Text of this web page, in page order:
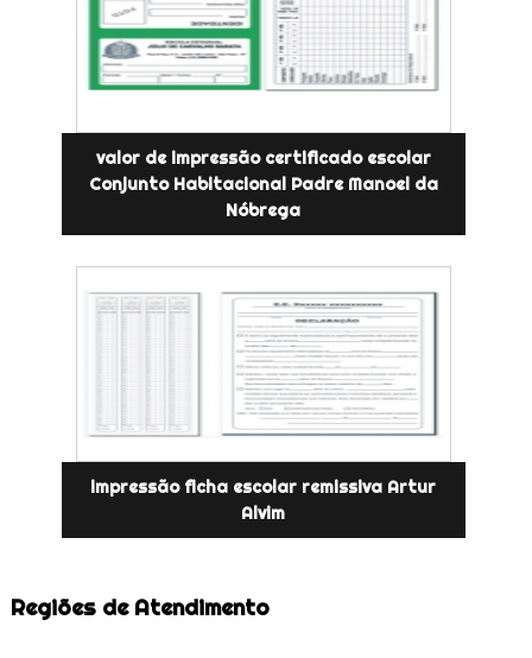
valor de impressão certificado escolar
Conjunto Habitacional Padre Manoel da
Nóbrega
impressão ficha escolar remissiva Artur
Alvim
Regiões de Atendimento